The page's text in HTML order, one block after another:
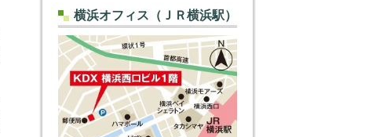
横浜オフィス（ＪＲ横浜駅）